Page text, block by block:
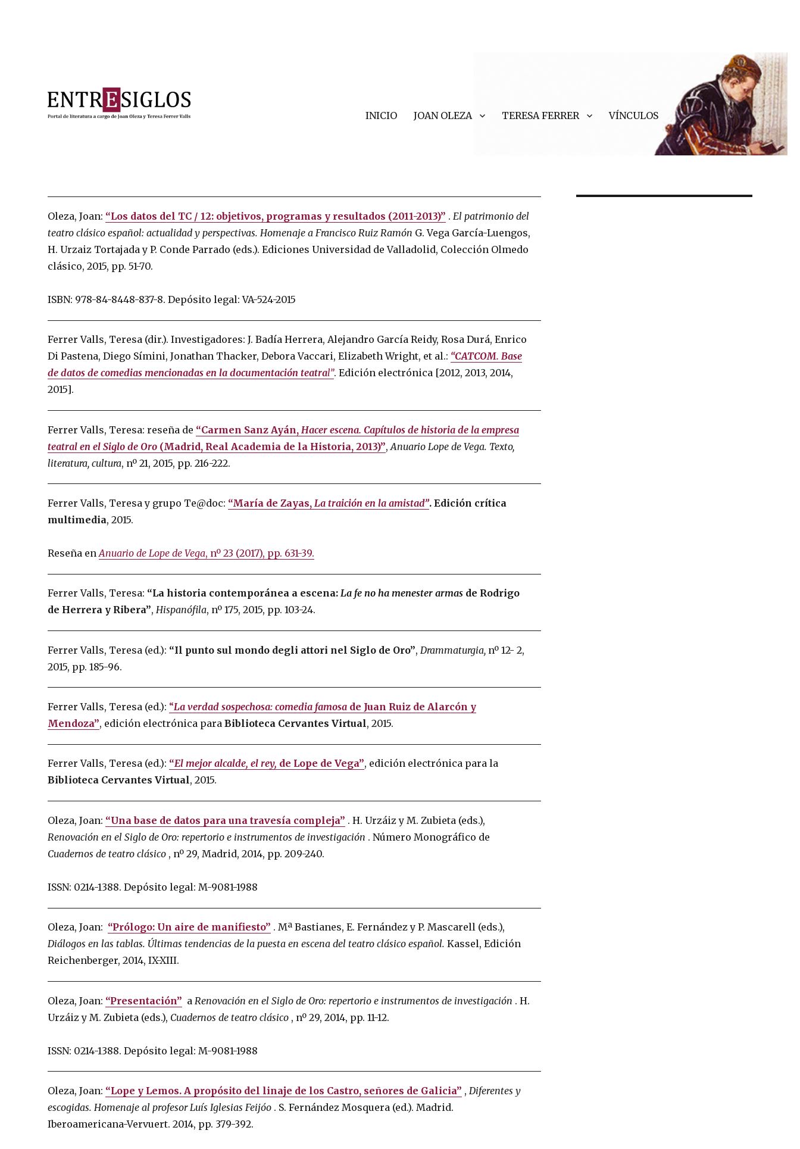
INICIO JOAN OLEZA TERESA FERRER VÍNCULOS
Oleza, Joan: “Los datos del TC / 12: objetivos, programas y resultados (2011-2013)” . El patrimonio del
teatro clásico español: actualidad y perspectivas. Homenaje a Francisco Ruiz Ramón G. Vega García-Luengos,
H. Urzaiz Tortajada y P. Conde Parrado (eds.).Ediciones Universidad de Valladolid, Colección Olmedo
clásico, 2015, pp. 51-70.
ISBN: 978-84-8448-837-8.Depósito legal: VA-524-2015
Ferrer Valls, Teresa (dir.). Investigadores: J. Badía Herrera, Alejandro García Reidy, Rosa Durá, Enrico
Di Pastena, Diego Símini, Jonathan Thacker, Debora Vaccari, Elizabeth Wright, et al.: “CATCOM. Base
de datos de comedias mencionadas en la documentación teatral”. Edición electrónica [2012, 2013, 2014,
2015].
Ferrer Valls, Teresa: reseña de “Carmen Sanz Ayán, Hacer escena. Capítulos de historia de la empresa
teatral en el Siglo de Oro (Madrid, Real Academia de la Historia, 2013)”,Anuario Lope de Vega. Texto,
literatura, cultura, nº 21, 2015, pp. 216-222.
Ferrer Valls, Teresa y grupo Te@doc: “María de Zayas, La traición en la amistad”. Edición crítica
multimedia, 2015.
Reseña enAnuario de Lope de Vega, nº 23 (2017), pp. 631-39.
Ferrer Valls, Teresa: “La historia contemporánea a escena:La fe no ha menester armas de Rodrigo
de Herrera y Ribera”,Hispanófila, nº 175, 2015, pp. 103-24.
Ferrer Valls, Teresa (ed.): “Il punto sul mondo degli attori nel Siglo de Oro”, Drammaturgia, nº 12- 2,
2015, pp. 185-96.
Ferrer Valls, Teresa (ed.): “La verdad sospechosa: comedia famosa de Juan Ruiz de Alarcón y
Mendoza”, edición electrónica paraBiblioteca Cervantes Virtual, 2015.
Ferrer Valls, Teresa (ed.): “El mejor alcalde, el rey, de Lope de Vega”, edición electrónica para la
Biblioteca Cervantes Virtual, 2015.
Oleza, Joan: “Una base de datos para una travesía compleja” .H. Urzáiz y M. Zubieta (eds.),
Renovación en el Siglo de Oro: repertorio e instrumentos de investigación .Número Monográfico de
Cuadernos de teatro clásico , nº 29, Madrid, 2014, pp. 209-240.
ISSN: 0214-1388.Depósito legal: M-9081-1988
Oleza, Joan: “Prólogo: Un aire de manifiesto” .Mª Bastianes, E. Fernández y P. Mascarell (eds.),
Diálogos en las tablas. Últimas tendencias de la puesta en escena del teatro clásico español.Kassel, Edición
Reichenberger, 2014, IX-XIII.
Oleza, Joan: “Presentación” a Renovación en el Siglo de Oro: repertorio e instrumentos de investigación .H.
Urzáiz y M. Zubieta (eds.), Cuadernos de teatro clásico , nº 29, 2014, pp. 11-12.
ISSN: 0214-1388.Depósito legal: M-9081-1988
Oleza, Joan: “Lope y Lemos. A propósito del linaje de los Castro, señores de Galicia” , Diferentes y
escogidas. Homenaje al profesor Luís Iglesias Feijóo . S. Fernández Mosquera (ed.). Madrid.
Iberoamericana-Vervuert.2014, pp. 379-392.